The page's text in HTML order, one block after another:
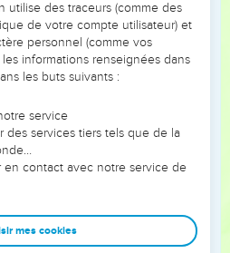
partait du ciel étendu sur leurs
laissaient tomber leurs ailes.
sur leurs têtes, il y avait
à une pierre de saphir, en
forme de trône apparaissait
placé dessus en haut.
l'airain poli, comme du feu, au
et qui rayonnait tout
bas, je vis comme du feu, et
dont il était environné.
utilise des traceurs (comme des
de votre compte utilisateur) et
personnel (comme vos
informations renseignées dans
les buts suivants :
service
des services tiers tels que de la
en contact avec notre service de
mes cookies